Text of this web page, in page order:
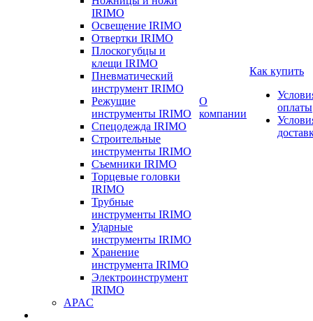
IRIMO
Освещение IRIMO
Отвертки IRIMO
Плоскогубцы и
клещи IRIMO
Пневматический
инструмент IRIMO
Режущие
инструменты IRIMO
Спецодежда IRIMO
Строительные
инструменты IRIMO
Съемники IRIMO
Торцевые головки
IRIMO
Трубные
инструменты IRIMO
Ударные
инструменты IRIMO
Хранение
инструмента IRIMO
Электроинструмент
IRIMO
APAC
О
компании
Как купить
оплаты